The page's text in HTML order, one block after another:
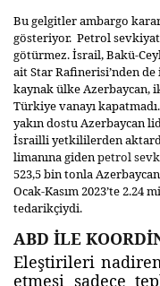
Bu gelgitler ambargo
gösteriyor. Petrol
götürmez. İsrail, Bakü-
ait Star Rafinerisi’nden
kaynak ülke Azerbaycan,
Türkiye vanayı
yakın dostu Azerbaycan
İsrailli yetkililerden
limanına gidenpetrol
523,5 bin tonla
Ocak-Kasım 2023’te
tedarikçiydi.
ABD İLE
Eleştirileri
etmesi sadece